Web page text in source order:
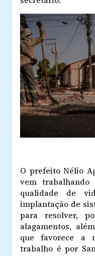
O prefeito Nélio
vem
qualidade de
implantação de
para resolver,
alagamentos,
que favorece a
trabalho é por